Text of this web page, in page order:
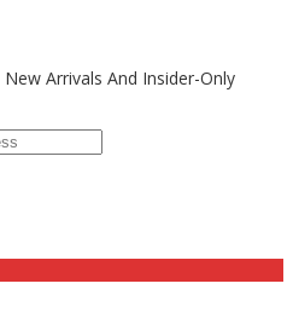
New Arrivals And Insider-Only